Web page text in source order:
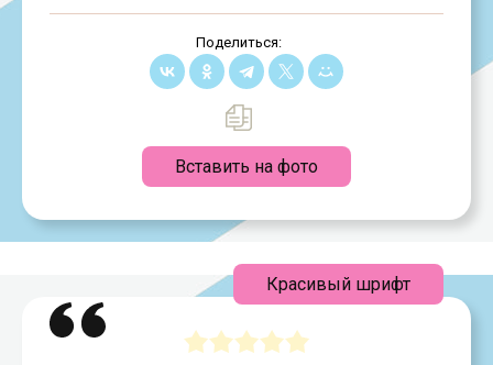
Поделиться:
Вставить на фото
Красивый шрифт